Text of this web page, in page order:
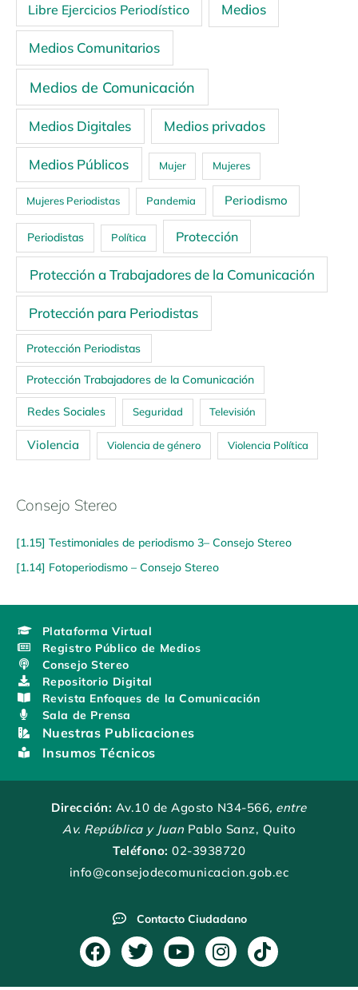
Libre Ejercicios Periodístico Medios
Medios Comunitarios
Medios de Comunicación
Medios Digitales Medios privados
Medios Públicos Mujer Mujeres
Mujeres Periodistas Pandemia Periodismo
Periodistas Política Protección
Protección a Trabajadores de la Comunicación
Protección para Periodistas
Protección Periodistas
Protección Trabajadores de la Comunicación
Redes Sociales Seguridad Televisión
Violencia Violencia de género Violencia Política
Consejo Stereo
[1.15] Testimoniales de periodismo 3– Consejo Stereo
[1.14] Fotoperiodismo – Consejo Stereo
Plataforma Virtual
Registro Público de Medios
Consejo Stereo
Repositorio Digital
Revista Enfoques de la Comunicación
Sala de Prensa
Nuestras Publicaciones
Insumos Técnicos
Dirección: Av.10 de Agosto N34-566, entre
Av. República y Juan Pablo Sanz, Quito
Teléfono: 02-3938720
info@consejodecomunicacion.gob.ec
Contacto Ciudadano
F
a
T
w
Y
o
I
n
T
i